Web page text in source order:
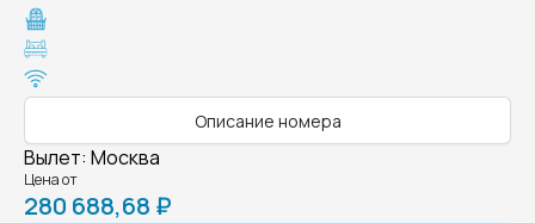
Описание номера
Вылет: Москва
Цена от
280 688,68 ₽